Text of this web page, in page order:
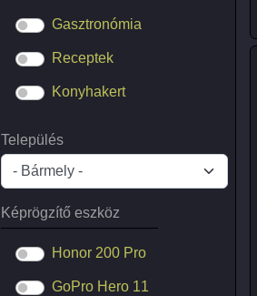
Gasztronómia
Receptek
Konyhakert
Település
Képrögzítő eszköz
Honor 200 Pro
GoPro Hero 11